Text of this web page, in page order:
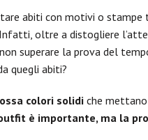
abiti con motivi o
oltre a distogliere
superare la prova del
quegli abiti?
colori solidi che
è importante, ma la